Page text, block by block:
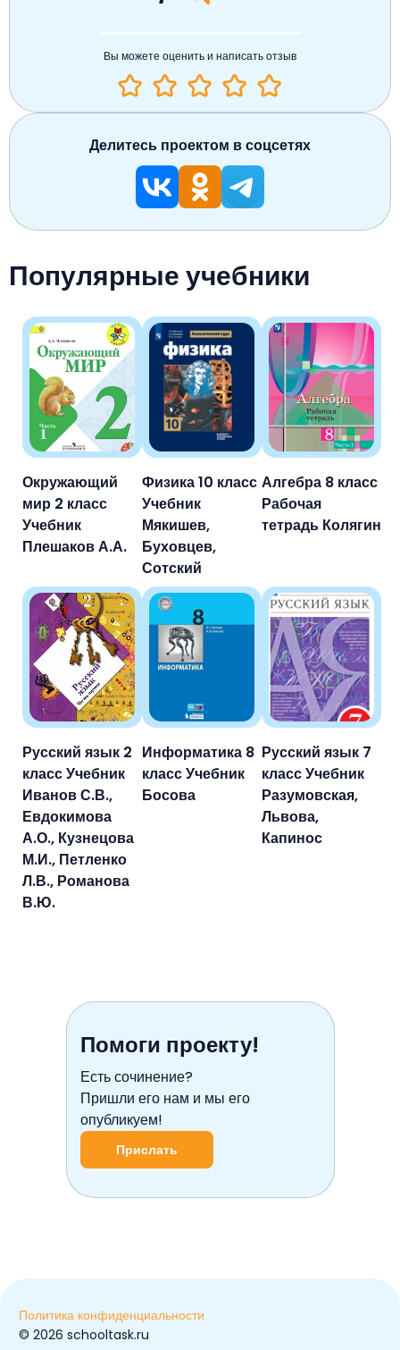
Популярные учебники
Окружающий
мир 2 класс
Учебник
Плешаков А.А.
Физика 10 класс
Учебник
Мякишев,
Буховцев,
Сотский
Алгебра 8 класс
Рабочая
тетрадь Колягин
Русский язык 2
класс Учебник
Иванов С.В.,
Евдокимова
А.О., Кузнецова
М.И., Петленко
Л.В., Романова
В.Ю.
Информатика 8
класс Учебник
Босова
Русский язык 7
класс Учебник
Разумовская,
Львова,
Капинос
Вы можете оценить и написать отзыв
Делитесь проектом в соцсетях
Помоги проекту!
Есть сочинение?
Пришли его нам и мы его
опубликуем!
Прислать
© ️2026 schooltask.ru
Политика конфиденциальности